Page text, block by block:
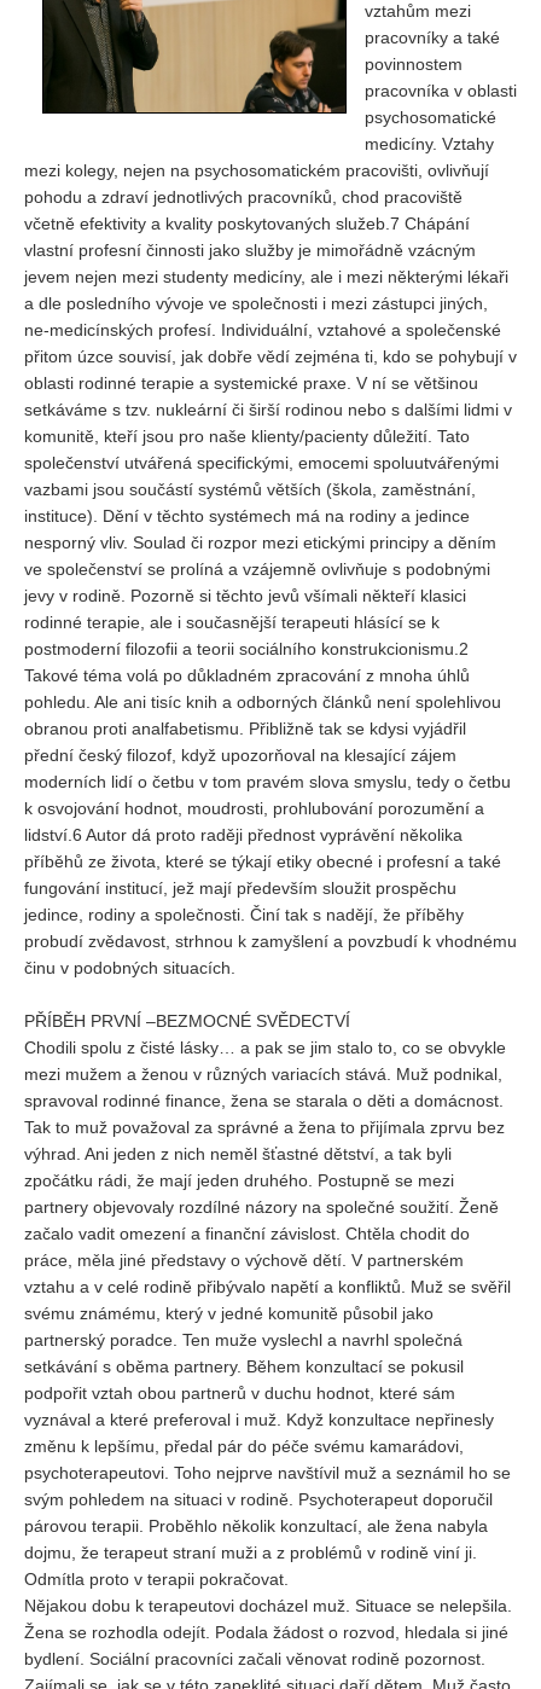
Vydání 1-2/ 2019
Vydání 4/2018
Vydání 2-3/2018
Vydání 4-2017
Vydání 3-2017
Vydání 2-2017
Vydání 1-2017
Vydání 4-2016
Archiv
EDITOŘI
BLOG
REDAKCE
Pokyny pro autory
ARCHIV
vztahům mezi
pracovníky a také
povinnostem
pracovníka v oblasti
psychosomatické
medicíny. Vztahy
mezi kolegy, nejen na psychosomatickém pracovišti, ovlivňují
pohodu a zdraví jednotlivých pracovníků, chod pracoviště
včetně efektivity a kvality poskytovaných služeb.7 Chápání
vlastní profesní činnosti jako služby je mimořádně vzácným
jevem nejen mezi studenty medicíny, ale i mezi některými lékaři
a dle posledního vývoje ve společnosti i mezi zástupci jiných,
ne-medicínských profesí. Individuální, vztahové a společenské
přitom úzce souvisí, jak dobře vědí zejména ti, kdo se pohybují v
oblasti rodinné terapie a systemické praxe. V ní se většinou
setkáváme s tzv. nukleární či širší rodinou nebo s dalšími lidmi v
komunitě, kteří jsou pro naše klienty/pacienty důležití. Tato
společenství utvářená specifickými, emocemi spoluutvářenými
vazbami jsou součástí systémů větších (škola, zaměstnání,
instituce). Dění v těchto systémech má na rodiny a jedince
nesporný vliv. Soulad či rozpor mezi etickými principy a děním
ve společenství se prolíná a vzájemně ovlivňuje s podobnými
jevy v rodině. Pozorně si těchto jevů všímali někteří klasici
rodinné terapie, ale i současnější terapeuti hlásící se k
postmoderní filozofii a teorii sociálního konstrukcionismu.2
Takové téma volá po důkladném zpracování z mnoha úhlů
pohledu. Ale ani tisíc knih a odborných článků není spolehlivou
obranou proti analfabetismu. Přibližně tak se kdysi vyjádřil
přední český filozof, když upozorňoval na klesající zájem
moderních lidí o četbu v tom pravém slova smyslu, tedy o četbu
k osvojování hodnot, moudrosti, prohlubování porozumění a
lidství.6 Autor dá proto raději přednost vyprávění několika
příběhů ze života, které se týkají etiky obecné i profesní a také
fungování institucí, jež mají především sloužit prospěchu
jedince, rodiny a společnosti. Činí tak s nadějí, že příběhy
probudí zvědavost, strhnou k zamyšlení a povzbudí k vhodnému
činu v podobných situacích.
PŘÍBĚH PRVNÍ –BEZMOCNÉ SVĚDECTVÍ
Chodili spolu z čisté lásky… a pak se jim stalo to, co se obvykle
mezi mužem a ženou v různých variacích stává. Muž podnikal,
spravoval rodinné finance, žena se starala o děti a domácnost.
Tak to muž považoval za správné a žena to přijímala zprvu bez
výhrad. Ani jeden z nich neměl šťastné dětství, a tak byli
zpočátku rádi, že mají jeden druhého. Postupně se mezi
partnery objevovaly rozdílné názory na společné soužití. Ženě
začalo vadit omezení a finanční závislost. Chtěla chodit do
práce, měla jiné představy o výchově dětí. V partnerském
vztahu a v celé rodině přibývalo napětí a konfliktů. Muž se svěřil
svému známému, který v jedné komunitě působil jako
partnerský poradce. Ten muže vyslechl a navrhl společná
setkávání s oběma partnery. Během konzultací se pokusil
podpořit vztah obou partnerů v duchu hodnot, které sám
vyznával a které preferoval i muž. Když konzultace nepřinesly
změnu k lepšímu, předal pár do péče svému kamarádovi,
psychoterapeutovi. Toho nejprve navštívil muž a seznámil ho se
svým pohledem na situaci v rodině. Psychoterapeut doporučil
párovou terapii. Proběhlo několik konzultací, ale žena nabyla
dojmu, že terapeut straní muži a z problémů v rodině viní ji.
Odmítla proto v terapii pokračovat.
Nějakou dobu k terapeutovi docházel muž. Situace se nelepšila.
Žena se rozhodla odejít. Podala žádost o rozvod, hledala si jiné
bydlení. Sociální pracovníci začali věnovat rodině pozornost.